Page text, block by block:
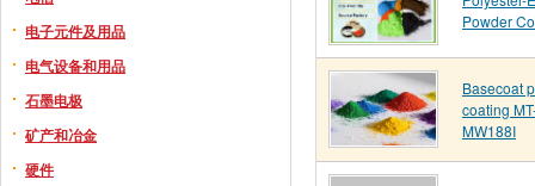
电子元件及用品
电气设备和用品
石墨电极
矿产和冶金
硬件
Powder
Basecoat
coating
MW188I